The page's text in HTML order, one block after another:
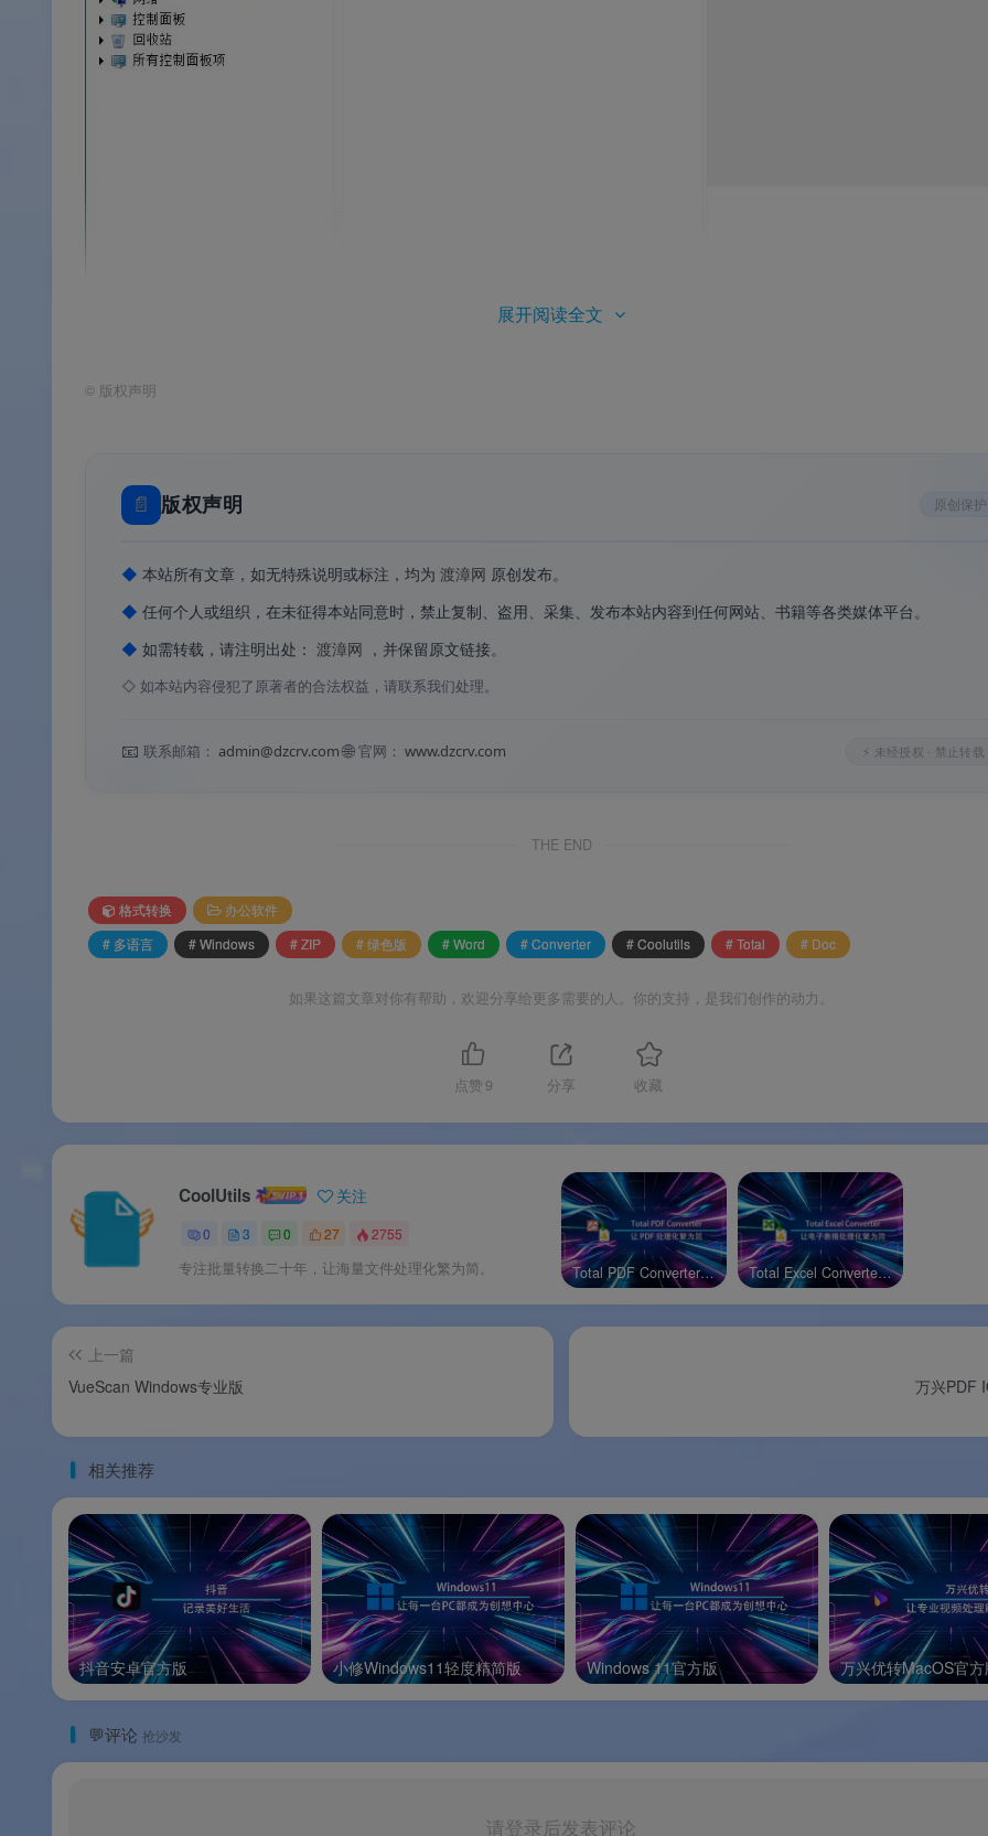
Total Doc Converter Windows绿色版
📊核心价值
格式互转
：一次可处理整个文件夹的文档，无文件数量限制
✅完美保留原始排版
✅ 命令行支持自动化：提供命令行接口，支持脚本编写和自动化工作流
：解压即用，不写注册表，可放入 U 盘随身携带
⚙️ 软件功能
软件特色
✨ 软件特色
软件亮点
🌟 软件亮点
版本说明
💰 版本说明
Total Doc Converter 提供全解锁绿色版 官方试用版两种选择。
版本类型 说明
大小参考
全解锁绿色版
由技术社区制作，解压即用，解锁全部付
64.7–86.2 MB
展开阅读全文
© 版权声明
📄 版权声明 原创保护
◆ 本站所有文章，如无特殊说明或标注，均为 渡漳网 原创发布。
◆ 任何个人或组织，在未征得本站同意时，禁止复制、盗用、采集、发布本站内容到任何网站、书籍等各类媒体平台。
◆ 如需转载，请注明出处： 渡漳网 ，并保留原文链接。
◇ 如本站内容侵犯了原著者的合法权益，请联系我们处理。
📧 联系邮箱： admin@dzcrv.com🌐官网： www.dzcrv.com ⚡ 未经授权 · 禁止转载
THE END
格式转换
办公软件
# 多语言
# Windows # ZIP # 绿色版 # Word # Converter # Coolutils # Total # Doc
如果这篇文章对你有帮助，欢迎分享给更多需要的人。你的支持，是我们创作的动力。
点赞 9 分享 收藏
CoolUtils 关注
0 3 0 27 2755
专注批量转换二十年，让海量文件处理化繁为简。 Total PDF Converter Windows绿色版 Total Excel Converter Windows绿色版
上一篇
VueScan Windows专业版
万兴PDF
相关推荐
抖音安卓官方版 小修Windows11轻度精简版 Windows 11官方版 万兴优转MacOS官
💬评论 抢沙发
请登录后发表评论